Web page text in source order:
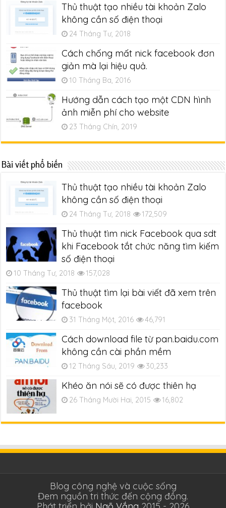
Thủ thuật tạo nhiều tài khoản Zalo
không cần số điện thoại
24 Tháng Tư, 2018
Cách chống mất nick facebook đơn
giản mà lại hiệu quả.
10 Tháng Ba, 2016
Hướng dẫn cách tạo một CDN hình
ảnh miễn phí cho website
23 Tháng Chín, 2019
Bài viết phổ biến
Thủ thuật tạo nhiều tài khoản Zalo
không cần số điện thoại
24 Tháng Tư, 2018 172,509
Thủ thuật tìm nick Facebook qua sdt
khi Facebook tắt chức năng tìm kiếm
số điện thoại
10 Tháng Tư, 2018 157,028
Thủ thuật tìm lại bài viết đã xem trên
facebook
31 Tháng Một, 2016 46,791
Cách download file từ pan.baidu.com
không cần cài phần mềm
12 Tháng Sáu, 2019 30,233
Khéo ăn nói sẽ có được thiên hạ
26 Tháng Mười Hai, 2015 16,802
Blog công nghệ và cuộc sống
Đem nguồn tri thức đến cộng đồng.